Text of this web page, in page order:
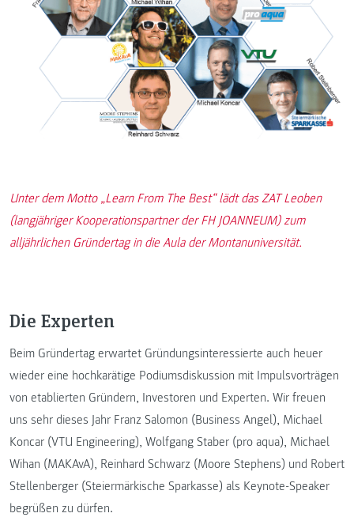
Unter dem Motto „Learn From The Best“ lädt das ZAT Leoben
(langjähriger Kooperationspartner der FH JOANNEUM) zum
alljährlichen Gründertag in die Aula der Montanuniversität.
Die Experten
Beim Gründertag erwartet Gründungsinteressierte auch heuer
wieder eine hochkarätige Podiumsdiskussion mit Impulsvorträgen
von etablierten Gründern, Investoren und Experten. Wir freuen
uns sehr dieses Jahr Franz Salomon (Business Angel), Michael
Koncar (VTU Engineering), Wolfgang Staber (pro aqua), Michael
Wihan (MAKAvA), Reinhard Schwarz (Moore Stephens) und Robert
Stellenberger (Steiermärkische Sparkasse) als Keynote-Speaker
begrüßen zu dürfen.